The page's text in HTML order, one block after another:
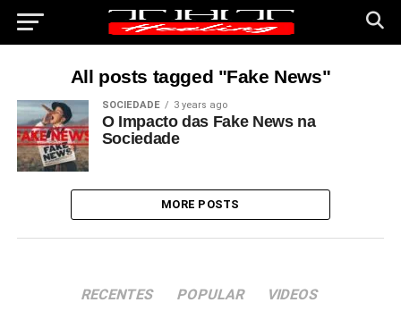
All posts tagged "Fake News"
SOCIEDADE 3 years ago
O Impacto das Fake News na
Sociedade
MORE POSTS
RECENTES POPULAR VIDEOS